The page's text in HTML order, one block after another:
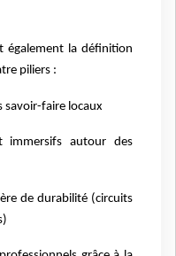
également la définition
piliers :
savoir-faire locaux
immersifs autour des
de durabilité (circuits